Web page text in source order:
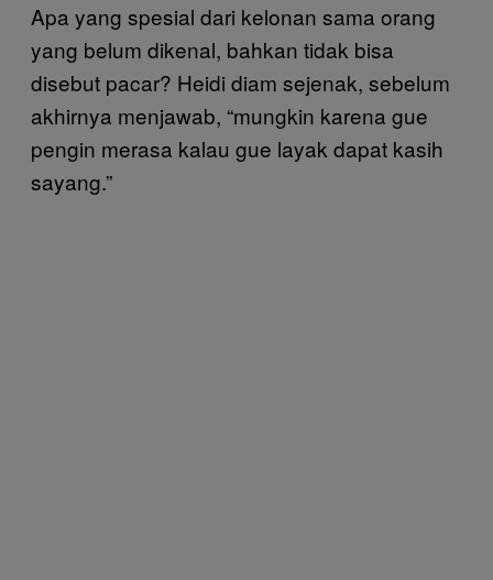
Apa yang spesial dari kelonan sama orang
yang belum dikenal, bahkan tidak bisa
disebut pacar? Heidi diam sejenak, sebelum
akhirnya menjawab, “mungkin karena gue
pengin merasa kalau gue layak dapat kasih
sayang.”